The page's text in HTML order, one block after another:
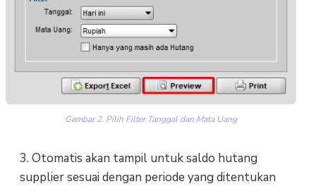
Gambar 2. Pilih Filter Tanggal dan Mata Uang
3. Otomatis akan tampil untuk saldo hutang
supplier sesuai dengan periode yang ditentukan